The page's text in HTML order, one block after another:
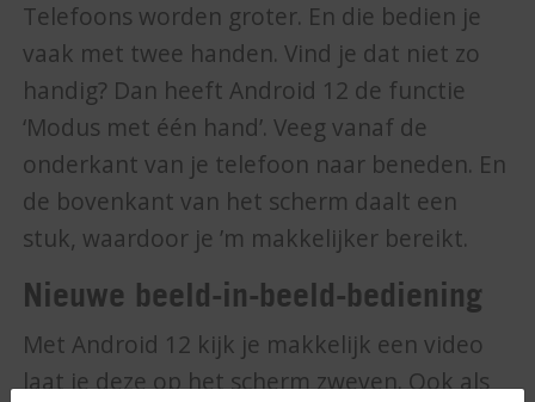
Telefoons worden groter. En die bedien je
vaak met twee handen. Vind je dat niet zo
handig? Dan heeft Android 12 de functie
‘Modus met één hand’. Veeg vanaf de
onderkant van je telefoon naar beneden. En
de bovenkant van het scherm daalt een
stuk, waardoor je ’m makkelijker bereikt.
Nieuwe beeld-in-beeld-bediening
Met Android 12 kijk je makkelijk een video
laat je deze op het scherm zweven. Ook als